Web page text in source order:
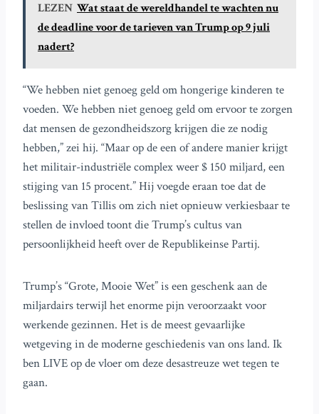
LEZEN Wat staat de wereldhandel te wachten nu
de deadline voor de tarieven van Trump op 9 juli
nadert?
“We hebben niet genoeg geld om hongerige kinderen te
voeden. We hebben niet genoeg geld om ervoor te zorgen
dat mensen de gezondheidszorg krijgen die ze nodig
hebben,” zei hij. “Maar op de een of andere manier krijgt
het militair-industriële complex weer $ 150 miljard, een
stijging van 15 procent.” Hij voegde eraan toe dat de
beslissing van Tillis om zich niet opnieuw verkiesbaar te
stellen de invloed toont die Trump’s cultus van
persoonlijkheid heeft over de Republikeinse Partij.
Trump’s “Grote, Mooie Wet” is een geschenk aan de
miljardairs terwijl het enorme pijn veroorzaakt voor
werkende gezinnen. Het is de meest gevaarlijke
wetgeving in de moderne geschiedenis van ons land. Ik
ben LIVE op de vloer om deze desastreuze wet tegen te
gaan.